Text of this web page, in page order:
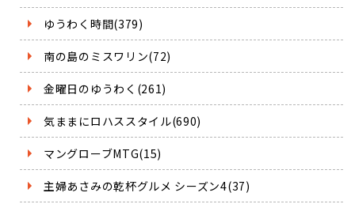
ゆうわく時間(379)
南の島のミスワリン(72)
金曜日のゆうわく(261)
気ままにロハススタイル(690)
マングローブMTG(15)
主婦あさみの乾杯グルメ シーズン4(37)